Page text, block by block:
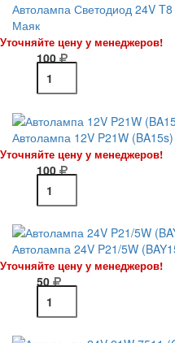
Автолампа Светодиод 24V
Маяк
Уточняйте цену у менеджеров!
100
Автолампа 12V P21W
Уточняйте цену у менеджеров!
100
Автолампа 24V P21/5W
Уточняйте цену у менеджеров!
50